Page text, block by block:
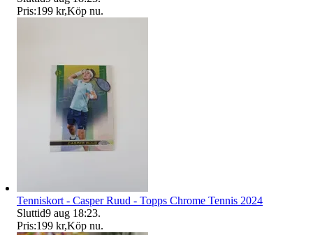
Pris:199 kr,Köp nu.
Tenniskort - Casper Ruud - Topps Chrome Tennis 2024
Sluttid9 aug 18:23.
Pris:199 kr,Köp nu.